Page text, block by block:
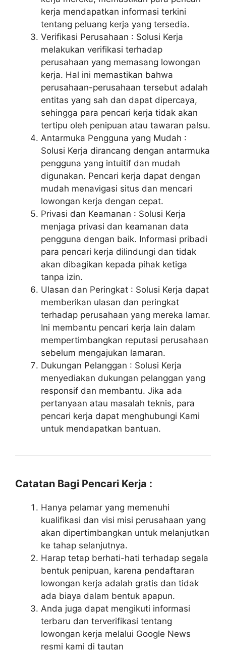
kerja mendapatkan informasi terkini
tentang peluang kerja yang tersedia.
Verifikasi Perusahaan : Solusi Kerja
melakukan verifikasi terhadap
perusahaan yang memasang lowongan
kerja. Hal ini memastikan bahwa
perusahaan-perusahaan tersebut adalah
entitas yang sah dan dapat dipercaya,
sehingga para pencari kerja tidak akan
tertipu oleh penipuan atau tawaran palsu.
Antarmuka Pengguna yang Mudah :
Solusi Kerja dirancang dengan antarmuka
pengguna yang intuitif dan mudah
digunakan. Pencari kerja dapat dengan
mudah menavigasi situs dan mencari
lowongan kerja dengan cepat.
Privasi dan Keamanan : Solusi Kerja
menjaga privasi dan keamanan data
pengguna dengan baik. Informasi pribadi
para pencari kerja dilindungi dan tidak
akan dibagikan kepada pihak ketiga
tanpa izin.
Ulasan dan Peringkat : Solusi Kerja dapat
memberikan ulasan dan peringkat
terhadap perusahaan yang mereka lamar.
Ini membantu pencari kerja lain dalam
mempertimbangkan reputasi perusahaan
sebelum mengajukan lamaran.
Dukungan Pelanggan : Solusi Kerja
menyediakan dukungan pelanggan yang
responsif dan membantu. Jika ada
pertanyaan atau masalah teknis, para
pencari kerja dapat menghubungi Kami
untuk mendapatkan bantuan.
Catatan Bagi Pencari Kerja :
Hanya pelamar yang memenuhi
kualifikasi dan visi misi perusahaan yang
akan dipertimbangkan untuk melanjutkan
ke tahap selanjutnya.
Harap tetap berhati-hati terhadap segala
bentuk penipuan, karena pendaftaran
lowongan kerja adalah gratis dan tidak
ada biaya dalam bentuk apapun.
Anda juga dapat mengikuti informasi
terbaru dan terverifikasi tentang
lowongan kerja melalui Google News
resmi kami di tautan